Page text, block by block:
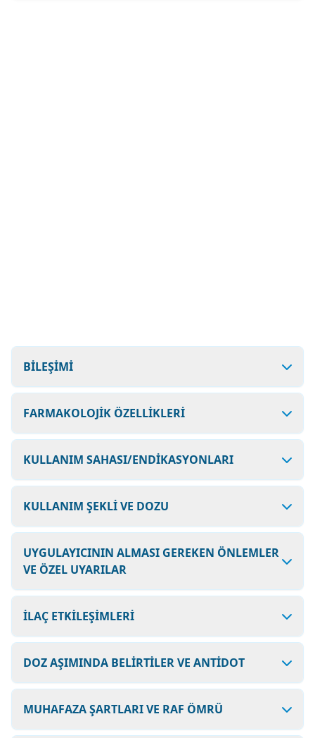
BİLEŞİMİ
FARMAKOLOJİK ÖZELLİKLERİ
KULLANIM SAHASI/ENDİKASYONLARI
KULLANIM ŞEKLİ VE DOZU
UYGULAYICININ ALMASI GEREKEN ÖNLEMLER
VE ÖZEL UYARILAR
İLAÇ ETKİLEŞİMLERİ
DOZ AŞIMINDA BELİRTİLER VE ANTİDOT
MUHAFAZA ŞARTLARI VE RAF ÖMRÜ